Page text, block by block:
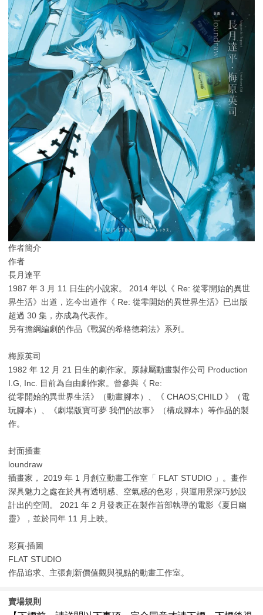
作者簡介
作者
長月達平
1987 年 3 月 11 日生的小說家。 2014 年以《 Re: 從零開始的異世
界生活》出道，迄今出道作《 Re: 從零開始的異世界生活》已出版
超過 30 集，亦成為代表作。
另有擔綱編劇的作品《戰翼的希格德莉法》系列。
梅原英司
1982 年 12 月 21 日生的劇作家。原隸屬動畫製作公司 Production
I.G, Inc. 目前為自由劇作家。曾參與《 Re:
從零開始的異世界生活》（動畫腳本）、《 CHAOS;CHILD 》（電
玩腳本）、《劇場版寶可夢 我們的故事》（構成腳本）等作品的製
作。
封面插畫
loundraw
插畫家， 2019 年 1 月創立動畫工作室「 FLAT STUDIO 」。畫作
深具魅力之處在於具有透明感、空氣感的色彩，與運用景深巧妙設
計出的空間。 2021 年 2 月發表正在製作首部執導的電影《夏日幽
靈》，並於同年 11 月上映。
彩頁‧插圖
FLAT STUDIO
作品追求、主張創新價值觀與視點的動畫工作室。
賣場規則